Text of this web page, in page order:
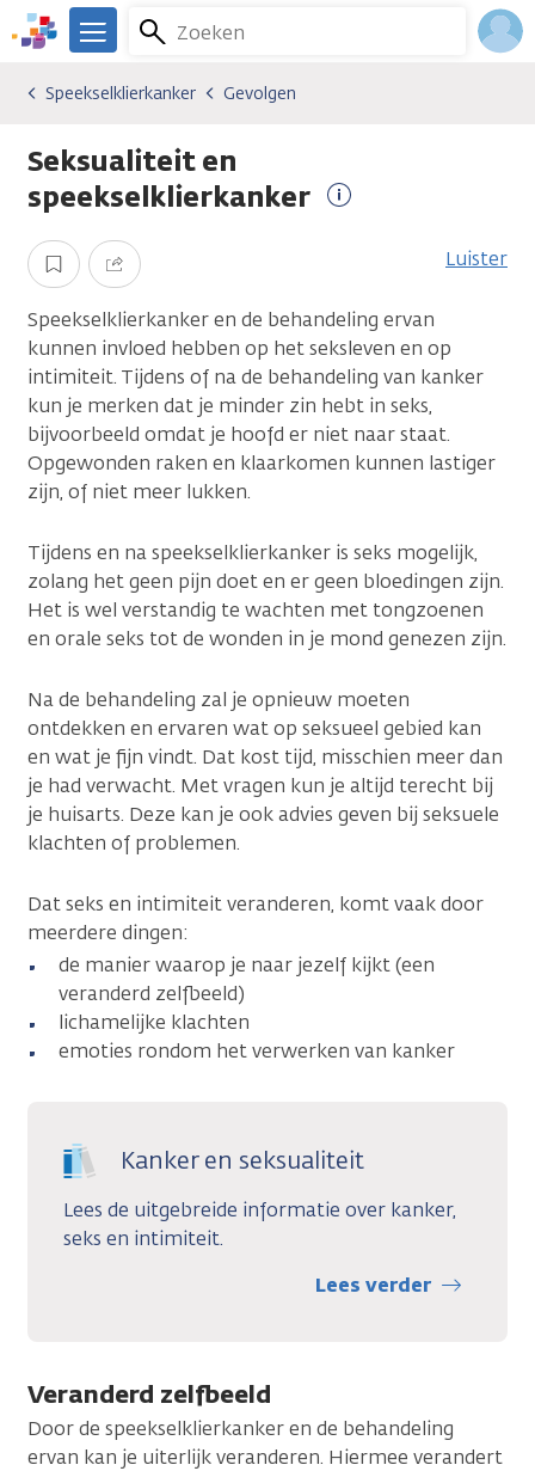
Overslaan
en
gaan
We
er
je.
Kanker.nl
Zoeken
Menu
Kankersoorten
Speekselklierkanker
Gevolgen
Speekselklierkanker Gevolgen
Seksualiteit en
speekselklierkanker
Opslaan Delen Luister
Speekselklierkanker en de behandeling ervan
kunnen invloed hebben op het seksleven en op
intimiteit. Tijdens of na de behandeling van kanker
kun je merken dat je minder zin hebt in seks,
bijvoorbeeld omdat je hoofd er niet naar staat.
Opgewonden raken en klaarkomen kunnen lastiger
zijn, of niet meer lukken.
Tijdens en na speekselklierkanker is seks mogelijk,
zolang het geen pijn doet en er geen bloedingen zijn.
Het is wel verstandig te wachten met tongzoenen
en orale seks tot de wonden in je mond genezen zijn.
Na de behandeling zal je opnieuw moeten
ontdekken en ervaren wat op seksueel gebied kan
en wat je fijn vindt. Dat kost tijd, misschien meer dan
je had verwacht. Met vragen kun je altijd terecht bij
je huisarts. Deze kan je ook advies geven bij seksuele
klachten of problemen.
Dat seks en intimiteit veranderen, komt vaak door
meerdere dingen:
de manier waarop je naar jezelf kijkt (een
veranderd zelfbeeld)
lichamelijke klachten
emoties rondom het verwerken van kanker
Kanker en seksualiteit
Lees de uitgebreide informatie over kanker,
seks en intimiteit.
Lees verder
Veranderd zelfbeeld
Door de speekselklierkanker en de behandeling
ervan kan je uiterlijk veranderen. Hiermee verandert